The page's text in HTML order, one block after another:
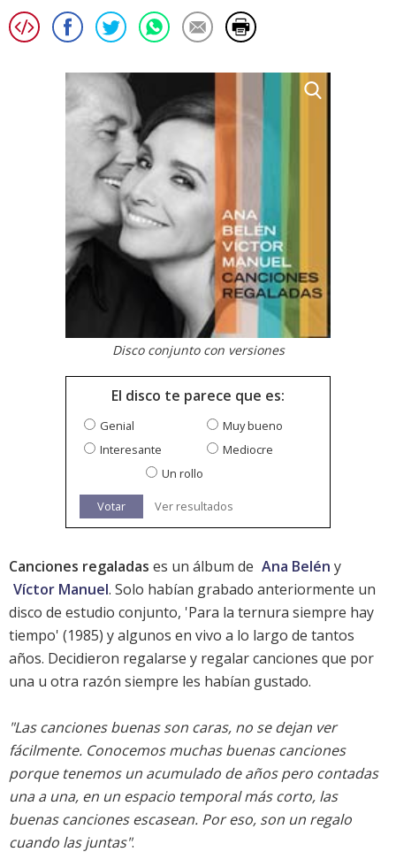
Disco conjunto con versiones
El disco te parece que es:
Genial
Muy bueno
Interesante
Mediocre
Un rollo
Votar Ver resultados
Canciones regaladas es un álbum de Ana Belén y
Víctor Manuel. Solo habían grabado anteriormente un
disco de estudio conjunto, 'Para la ternura siempre hay
tiempo' (1985) y algunos en vivo a lo largo de tantos
años. Decidieron regalarse y regalar canciones que por
una u otra razón siempre les habían gustado.
"Las canciones buenas son caras, no se dejan ver
fácilmente. Conocemos muchas buenas canciones
porque tenemos un acumulado de años pero contadas
una a una, en un espacio temporal más corto, las
buenas canciones escasean. Por eso, son un regalo
cuando las juntas".